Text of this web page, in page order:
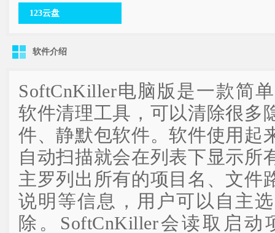
123云盘
软件介绍
SoftCnKiller电脑版是一款简
软件清理工具，可以清除很多
件、静默包软件。软件使用起
自动扫描就会在列表下显示所
主罗列出所有的项目名、文件
说明等信息，用户可以自主
除。SoftCnKiller会读取启